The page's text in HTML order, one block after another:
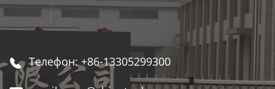
 Телефон: +86-13305299300